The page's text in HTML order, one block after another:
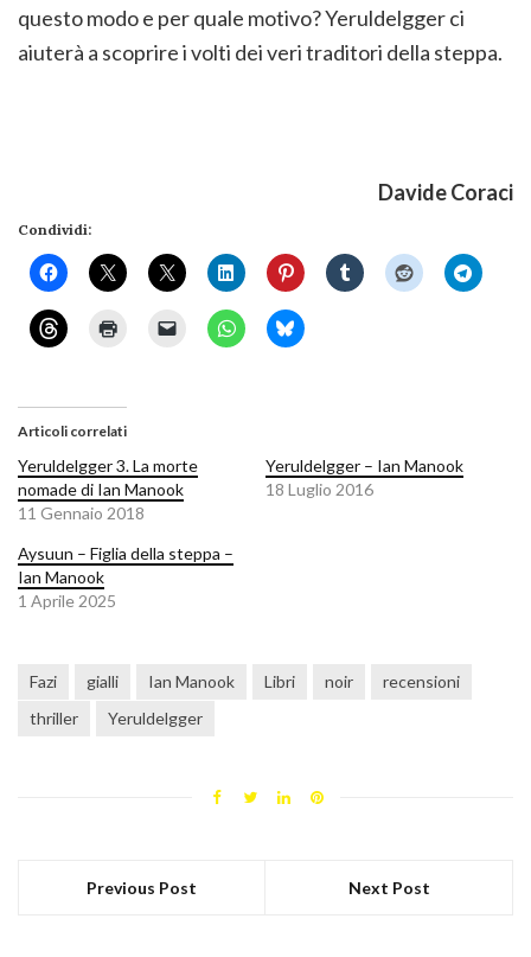
questo modo e per quale motivo? Yeruldelgger ci
aiuterà a scoprire i volti dei veri traditori della steppa.
Davide Coraci
Condividi:
Articoli correlati
Yeruldelgger 3. La morte
nomade di Ian Manook
11 Gennaio 2018
Yeruldelgger – Ian Manook
18 Luglio 2016
Aysuun – Figlia della steppa –
Ian Manook
1 Aprile 2025
Fazi gialli Ian Manook Libri noir
recensioni
thriller
Yeruldelgger
Previous Post Next Post